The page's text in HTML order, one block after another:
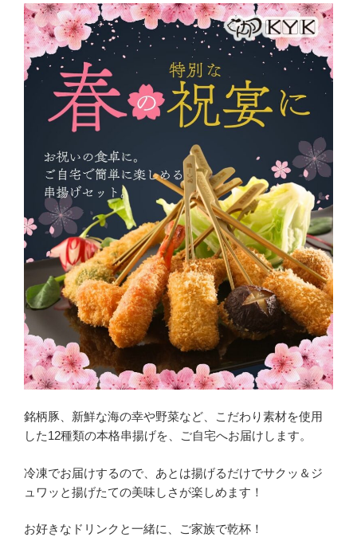
銘柄豚、新鮮な海の幸や野菜など、こだわり素材を使用
した12種類の本格串揚げを、ご自宅へお届けします。
冷凍でお届けするので、あとは揚げるだけでサクッ＆ジ
ュワッと揚げたての美味しさが楽しめます！
お好きなドリンクと一緒に、ご家族で乾杯！